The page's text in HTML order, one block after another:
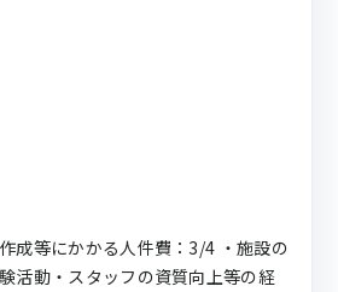
成等にかかる人件費：3/4 ・施設の
活動・スタッフの資質向上等の経